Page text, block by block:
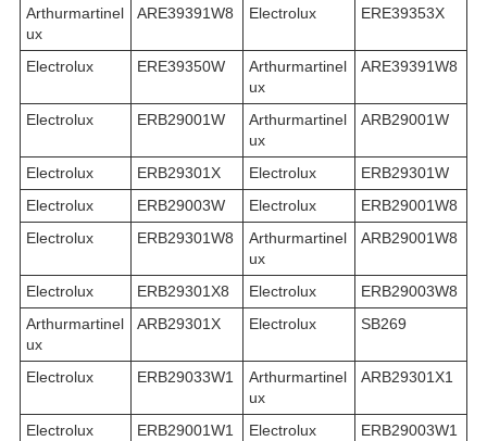
Arthurmartinel
ux
ARE39391W8 Electrolux ERE39353X
Electrolux ERE39350W
Arthurmartinel
ux
ARE39391W8
Electrolux ERB29001W
Arthurmartinel
ux
ARB29001W
Electrolux ERB29301X Electrolux
ERB29301W
Electrolux
ERB29003W Electrolux
ERB29001W8
Electrolux
ERB29301W8
Arthurmartinel
ux
ARB29001W8
Electrolux ERB29301X8 Electrolux
ERB29003W8
Arthurmartinel
ux
ARB29301X Electrolux SB269
Electrolux ERB29033W1
Arthurmartinel
ux
ARB29301X1
Electrolux ERB29001W1 Electrolux
ERB29003W1